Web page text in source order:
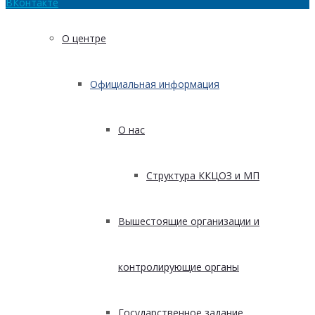
О центре
Официальная информация
О нас
Структура ККЦОЗ и МП
Вышестоящие организации и
контролирующие органы